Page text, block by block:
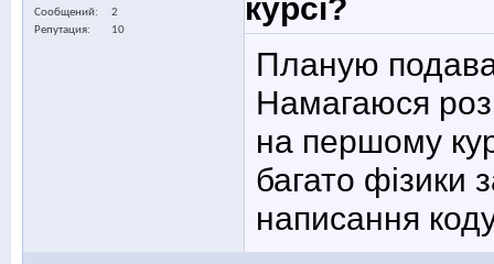
Сообщений
2
Репутация
10
курсі?
Планую
Намагаюся
на першому
багато фізики
написання